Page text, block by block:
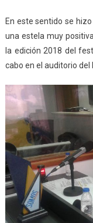
En este sentido se
una estela muy
la edición 2018 del
cabo en el auditorio del